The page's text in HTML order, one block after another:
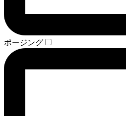
ポージング